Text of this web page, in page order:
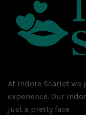
At Indore Scarlet we
experience. Our
just a pretty face